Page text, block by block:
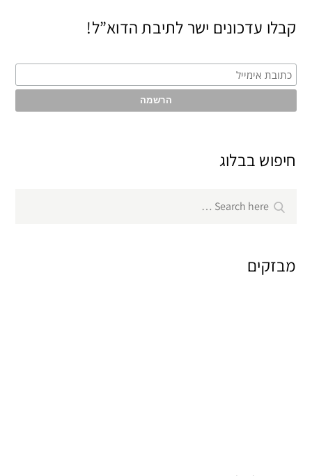
קבלו עדכונים ישר לתיבת הדוא”ל!
חיפוש בבלוג
for:
Search
מבזקים